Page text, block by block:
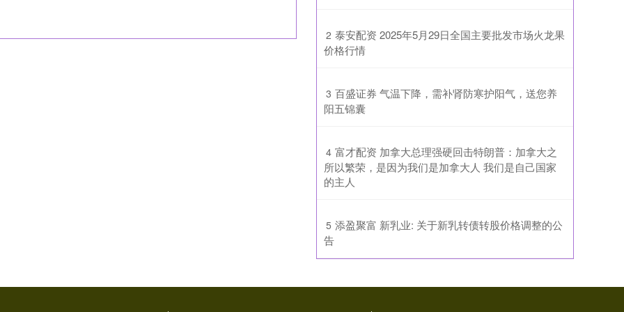
2 ​泰安配资 2025年5月29日全国主要批发市场火龙果
价格行情
3 ​百盛证券 气温下降，需补肾防寒护阳气，送您养
阳五锦囊
4 ​富才配资 加拿大总理强硬回击特朗普：加拿大之
所以繁荣，是因为我们是加拿大人 我们是自己国家
的主人
5 ​添盈聚富 新乳业: 关于新乳转债转股价格调整的公
告